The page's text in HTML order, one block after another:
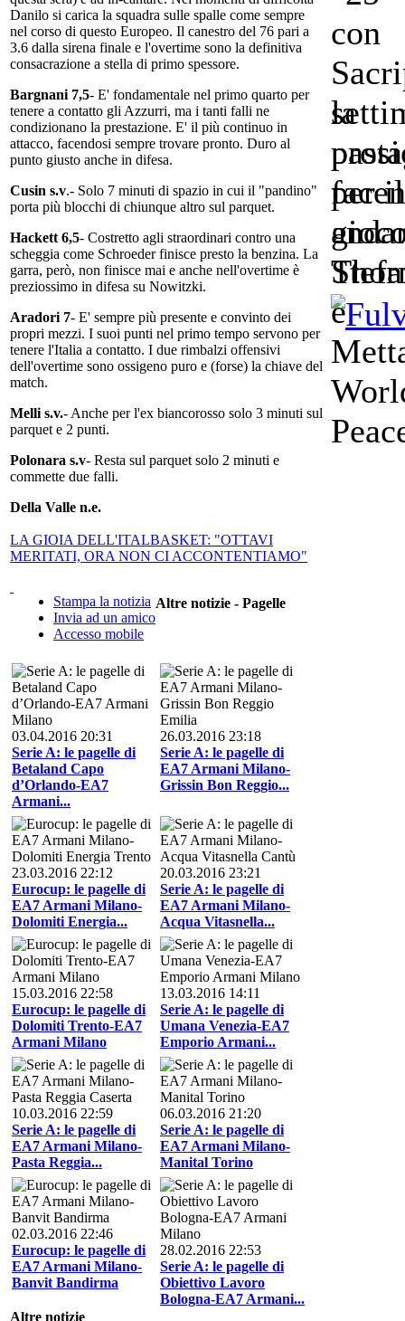
Danilo si carica la squadra sulle spalle come sempre
nel corso di questo Europeo. Il canestro del 76 pari a
3.6 dalla sirena finale e l'overtime sono la definitiva
consacrazione a stella di primo spessore.
Bargnani 7,5- E' fondamentale nel primo quarto per
tenere a contatto gli Azzurri, ma i tanti falli ne
condizionano la prestazione. E' il più continuo in
attacco, facendosi sempre trovare pronto. Duro al
punto giusto anche in difesa.
Cusin s.v.- Solo 7 minuti di spazio in cui il "pandino"
porta più blocchi di chiunque altro sul parquet.
Hackett 6,5- Costretto agli straordinari contro una
scheggia come Schroeder finisce presto la benzina. La
garra, però, non finisce mai e anche nell'overtime è
preziossimo in difesa su Nowitzki.
Aradori 7- E' sempre più presente e convinto dei
propri mezzi. I suoi punti nel primo tempo servono per
tenere l'Italia a contatto. I due rimbalzi offensivi
dell'overtime sono ossigeno puro e (forse) la chiave del
match.
Melli s.v.- Anche per l'ex biancorosso solo 3 minuti sul
parquet e 2 punti.
Polonara s.v- Resta sul parquet solo 2 minuti e
commette due falli.
Della Valle n.e.
LA GIOIA DELL'ITALBASKET: "OTTAVI
MERITATI, ORA NON CI ACCONTENTIAMO"
Stampa la notizia
Invia ad un amico
Accesso mobile
Altre notizie - Pagelle
03.04.2016 20:31
Serie A: le pagelle di
Betaland Capo
d’Orlando-EA7
Armani...
26.03.2016 23:18
Serie A: le pagelle di
EA7 Armani Milano-
Grissin Bon Reggio...
23.03.2016 22:12
Eurocup: le pagelle di
EA7 Armani Milano-
Dolomiti Energia...
20.03.2016 23:21
Serie A: le pagelle di
EA7 Armani Milano-
Acqua Vitasnella...
15.03.2016 22:58
Eurocup: le pagelle di
Dolomiti Trento-EA7
Armani Milano
13.03.2016 14:11
Serie A: le pagelle di
Umana Venezia-EA7
Emporio Armani...
10.03.2016 22:59
Serie A: le pagelle di
EA7 Armani Milano-
Pasta Reggia...
06.03.2016 21:20
Serie A: le pagelle di
EA7 Armani Milano-
Manital Torino
02.03.2016 22:46
Eurocup: le pagelle di
EA7 Armani Milano-
Banvit Bandirma
28.02.2016 22:53
Serie A: le pagelle di
Obiettivo Lavoro
Bologna-EA7 Armani...
Altre notizie